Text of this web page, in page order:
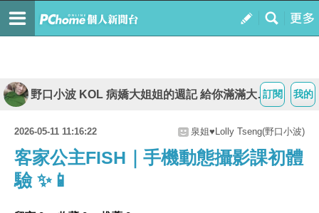
我的
訂閱
野口小波 KOL 病嬌大姐姐的週記 給你滿滿大平台
2026-05-11 11:16:22 泉姐♥Lolly Tseng(野口小波)
客家公主FISH｜手機動態攝影課初體
驗 ✨📱